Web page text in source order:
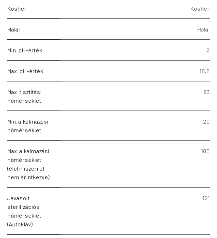
Kosher Kosher
Halal Halal
Min. pH-érték 2
Max. pH-érték 10,5
Max. tisztítási
hőmérséklet
93
Min. alkalmazási
hőmérséklet
-20
Max. alkalmazási
hőmérséklet
(élelmiszerrel
nem érintkezve)
100
Javasolt
sterilizációs
hőmérséklet
(Autokláv)
121